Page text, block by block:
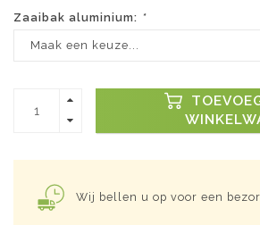
Zaaibak aluminium: *
Maak een keuze...
Wij bellen u op voor een